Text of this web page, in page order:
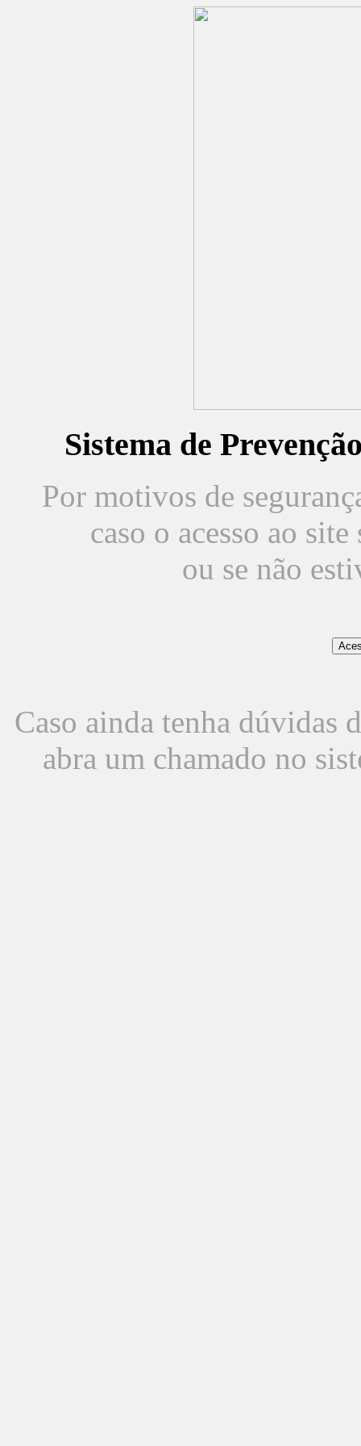
Sistema de
Por motivos de
caso o acesso ao
ou se não
Caso ainda tenha dúvidas
abra um chamado no